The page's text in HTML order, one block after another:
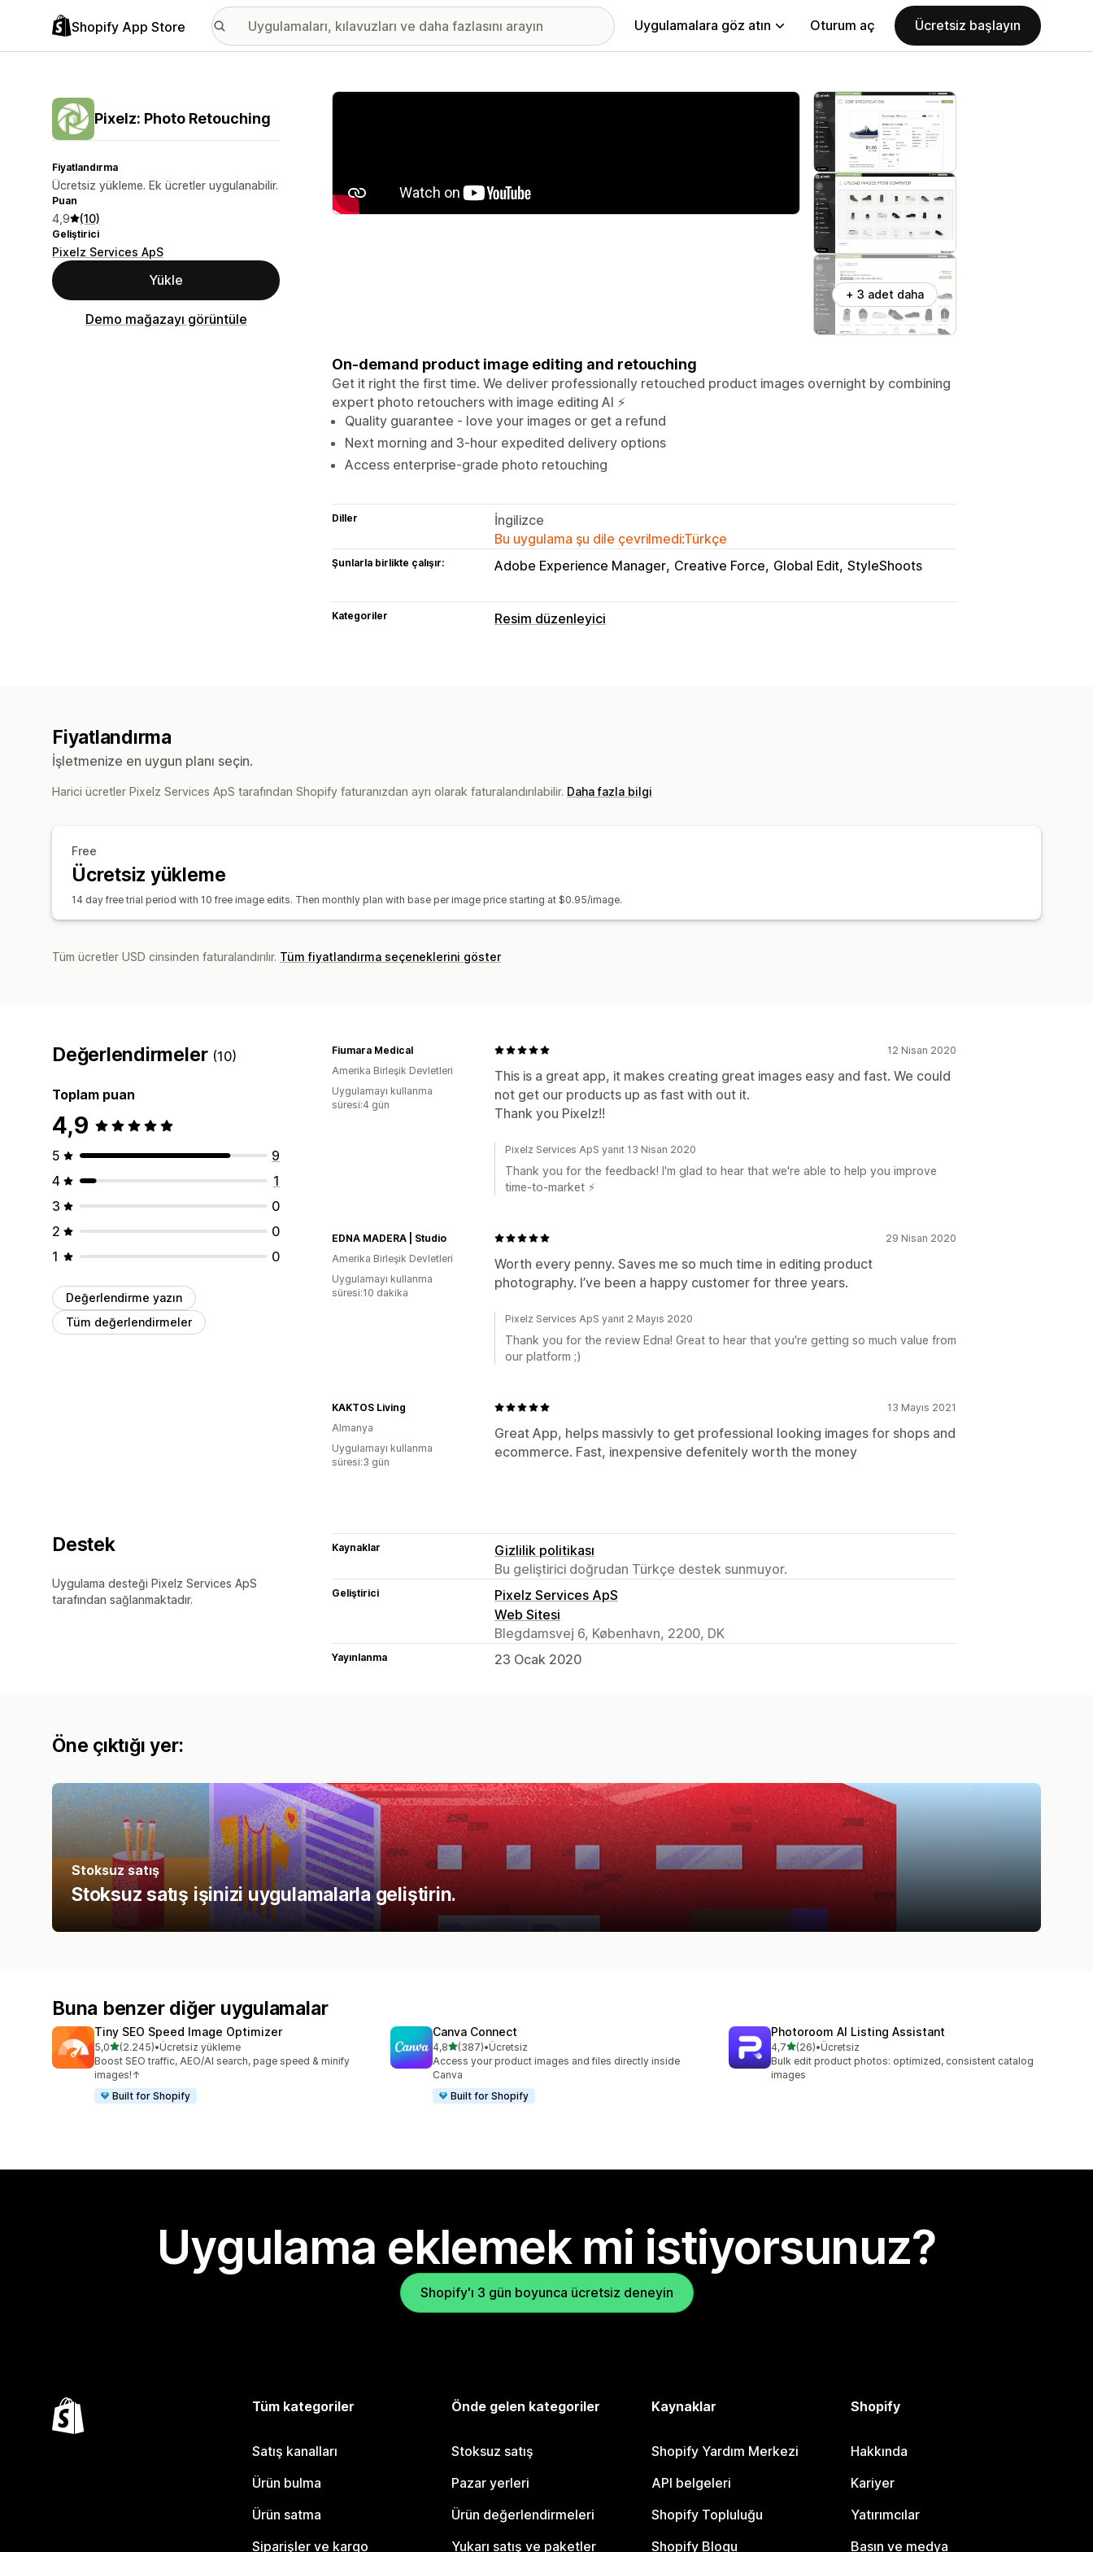
Shopify App Store Uygulamalara göz atın Oturum aç Ücretsiz başlayın
Pixelz: Photo Retouching
Fiyatlandırma
Ücretsiz yükleme. Ek ücretler uygulanabilir.
Puan
4,9 (10)
Geliştirici
Pixelz Services ApS
Yükle
Demo mağazayı görüntüle
Öne çıkan görsel galerisi
+ 3 adet daha
On-demand product image editing and retouching
Get it right the first time. We deliver professionally retouched product images overnight by combining
expert photo retouchers with image editing AI ⚡
Quality guarantee - love your images or get a refund
Next morning and 3-hour expedited delivery options
Access enterprise-grade photo retouching
Diller
İngilizce
Bu uygulama şu dile çevrilmedi:Türkçe
Şunlarla birlikte çalışır: Adobe Experience Manager Creative Force Global Edit StyleShoots
Kategoriler Resim düzenleyici
Fiyatlandırma
İşletmenize en uygun planı seçin.
Harici ücretler Pixelz Services ApS tarafından Shopify faturanızdan ayrı olarak faturalandırılabilir. Daha fazla bilgi
Free
Ücretsiz yükleme
14 day free trial period with 10 free image edits. Then monthly plan with base per image price starting at $0.95/image.
Tüm ücretler USD cinsinden faturalandırılır. Tüm fiyatlandırma seçeneklerini göster
Değerlendirmeler (10)
Toplam puan
4,9
5
9
4
1
3
0
2
0
1
0
Değerlendirme yazın
Tüm değerlendirmeler
12 Nisan 2020
This is a great app, it makes creating great images easy and fast. We could
not get our products up as fast with out it.
Thank you Pixelz!!
Fiumara Medical
Amerika Birleşik Devletleri
Uygulamayı kullanma
süresi:4 gün
Pixelz Services ApS yanıt 13 Nisan 2020
Thank you for the feedback! I'm glad to hear that we're able to help you improve
time-to-market ⚡
29 Nisan 2020
Worth every penny. Saves me so much time in editing product
photography. I’ve been a happy customer for three years.
EDNA MADERA | Studio
Amerika Birleşik Devletleri
Uygulamayı kullanma
süresi:10 dakika
Pixelz Services ApS yanıt 2 Mayıs 2020
Thank you for the review Edna! Great to hear that you're getting so much value from
our platform ;)
13 Mayıs 2021
Great App, helps massivly to get professional looking images for shops and
ecommerce. Fast, inexpensive defenitely worth the money
KAKTOS Living
Almanya
Uygulamayı kullanma
süresi:3 gün
Destek
Uygulama desteği Pixelz Services ApS
tarafından sağlanmaktadır.
Kaynaklar
Gizlilik politikası
Bu geliştirici doğrudan Türkçe destek sunmuyor.
Geliştirici
Pixelz Services ApS
Web Sitesi
Blegdamsvej 6, København, 2200, DK
Yayınlanma 23 Ocak 2020
Öne çıktığı yer:
Stoksuz satış
Stoksuz satış işinizi uygulamalarla geliştirin.
Buna benzer diğer uygulamalar
Tiny SEO Speed Image Optimizer
5,05 yıldız üzerinden
(2.245)
toplam 2245 değerlendirme
•Ücretsiz yükleme
Boost SEO traffic, AEO/AI search, page speed & minify
images!↑
Built for Shopify
Canva Connect
4,85 yıldız üzerinden
(387)
toplam 387 değerlendirme
•Ücretsiz
Access your product images and files directly inside
Canva
Built for Shopify
Photoroom AI Listing Assistant
4,75 yıldız üzerinden
(26)
toplam 26 değerlendirme
•Ücretsiz
Bulk edit product photos: optimized, consistent catalog
images
Uygulama eklemek mi istiyorsunuz?
Shopify'ı 3 gün boyunca ücretsiz deneyin
Tüm kategoriler
Satış kanalları
Ürün bulma
Ürün satma
Siparişler ve kargo
Önde gelen kategoriler
Stoksuz satış
Pazar yerleri
Ürün değerlendirmeleri
Yukarı satış ve paketler
Kaynaklar
Shopify Yardım Merkezi
API belgeleri
Shopify Topluluğu
Shopify Blogu
Shopify
Hakkında
Kariyer
Yatırımcılar
Basın ve medya